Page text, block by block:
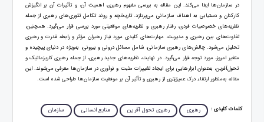
در سازمان‌ها ایفا می‌کند. این مقاله به بررسی مفهوم رهبری، اهمیت آن، و تأثیرات آن بر انگیزش
کارکنان و دستیابی به اهداف سازمانی می‌پردازد. تاریخچه و روند تکامل تئوری‌های رهبری از جمله
نظریه‌های خصوصیات فردی، رفتار رهبری و نظریه‌های موقعیتی مورد بررسی قرار می‌گیرد. همچنین،
تفاوت‌های بین رهبری و مدیریت، مهارت‌های کلیدی مورد نیاز رهبران مؤثر و رابطه قدرت و رهبری
تحلیل می‌شود. چالش‌های رهبری سازمانی، شامل مسائل درونی و بیرونی، به‌ویژه در دنیای پیچیده و
متغیر امروز، مورد توجه قرار می‌گیرد. در نهایت، نظریه‌های جدید رهبری، از جمله رهبری کاریزماتیک و
تحول‌آفرین، به‌عنوان ابزارهایی برای ایجاد تغییرات مثبت و نوآوری در سازمان‌ها معرفی می‌شوند. این
مقاله به‌منظور ارتقاء درک عمیق‌تری از رهبری و تأثیر آن بر موفقیت سازمان‌ها طراحی شده است.
کلمات کلیدی : رهبری رهبری تحول آفرین منابع انسانی سازمان